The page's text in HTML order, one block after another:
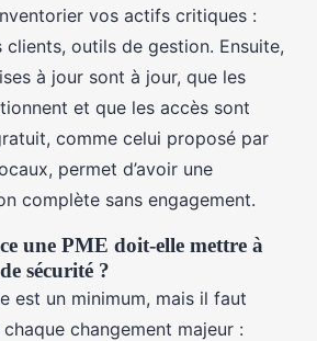
vos actifs critiques :
clients, outils de gestion. Ensuite,
à jour sont à jour, que les
et que les accès sont
comme celui proposé par
permet d’avoir une
complète sans engagement.
une PME doit-elle mettre à
sécurité ?
est un minimum, mais il faut
changement majeur :